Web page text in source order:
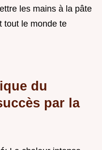
les mains à la pâte
tout le monde te
du
par la